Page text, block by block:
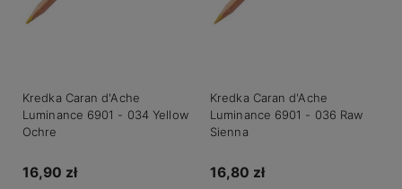
Kredka Caran d'Ache
Luminance 6901 - 034 Yellow
Ochre
16,90 zł
Kredka Caran d'Ache
Luminance 6901 - 036 Raw
Sienna
16,80 zł